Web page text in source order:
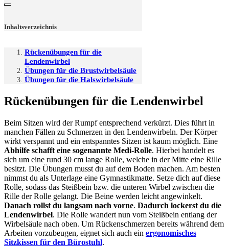
Inhaltsverzeichnis
Rückenübungen für die
Lendenwirbel
Übungen für die Brustwirbelsäule
Übungen für die Halswirbelsäule
Rückenübungen für die Lendenwirbel
Beim Sitzen wird der Rumpf entsprechend verkürzt. Dies führt in
manchen Fällen zu Schmerzen in den Lendenwirbeln. Der Körper
wirkt verspannt und ein entspanntes Sitzen ist kaum möglich. Eine
Abhilfe schafft eine sogenannte Medi-Rolle. Hierbei handelt es
sich um eine rund 30 cm lange Rolle, welche in der Mitte eine Rille
besitzt. Die Übungen musst du auf dem Boden machen. Am besten
nimmst du als Unterlage eine Gymnastikmatte. Setze dich auf diese
Rolle, sodass das Steißbein bzw. die unteren Wirbel zwischen die
Rille der Rolle gelangt. Die Beine werden leicht angewinkelt.
Danach rollst du langsam nach vorne. Dadurch lockerst du die
Lendenwirbel. Die Rolle wandert nun vom Steißbein entlang der
Wirbelsäule nach oben. Um Rückenschmerzen bereits während dem
Arbeiten vorzubeugen, eignet sich auch ein ergonomisches
Sitzkissen für den Bürostuhl.